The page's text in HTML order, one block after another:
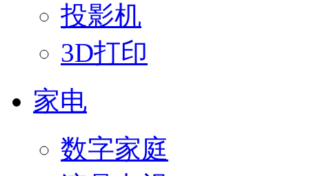
投影机
3D打印
家电
数字家庭